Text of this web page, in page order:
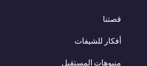
قصتنا
أفكار للشيفات
منيوهات المستقبل